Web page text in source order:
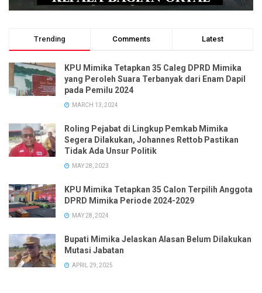
Trending Comments Latest
KPU Mimika Tetapkan 35 Caleg DPRD Mimika
yang Peroleh Suara Terbanyak dari Enam Dapil
pada Pemilu 2024
MARCH 13, 2024
Roling Pejabat di Lingkup Pemkab Mimika
Segera Dilakukan, Johannes Rettob Pastikan
Tidak Ada Unsur Politik
MAY 28, 2023
KPU Mimika Tetapkan 35 Calon Terpilih Anggota
DPRD Mimika Periode 2024-2029
MAY 28, 2024
Bupati Mimika Jelaskan Alasan Belum Dilakukan
Mutasi Jabatan
APRIL 29, 2025